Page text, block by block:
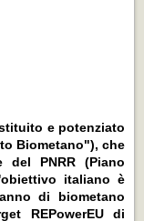
e potenziato
Biometano"), che
PNRR (Piano
italiano è
di biometano
REPowerEU di